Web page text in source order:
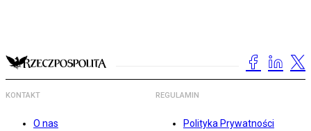
KONTAKT
O nas
REGULAMIN
Polityka Prywatności